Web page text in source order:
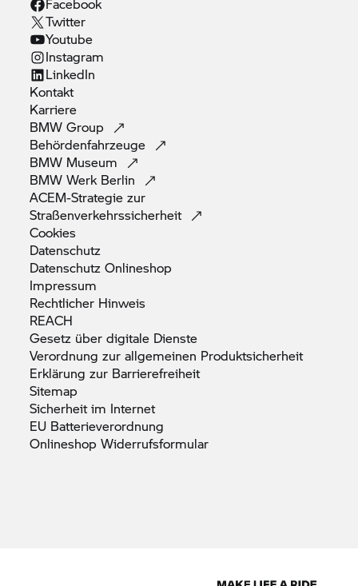
Facebook
Twitter
Youtube
Instagram
LinkedIn
Kontakt
Karriere
BMWGroup
Behördenfahrzeuge
BMW Museum
BMW Werk Berlin
ACEM-Strategie zur
Straßenverkehrssicherheit
Cookies
Datenschutz
DatenschutzOnlineshop
Impressum
Rechtlicher Hinweis
REACH
Gesetz über digitale Dienste
Verordnung zur allgemeinen Produktsicherheit
Erklärung zur Barrierefreiheit
Sitemap
Sicherheit im Internet
EU Batterieverordnung
OnlineshopWiderrufsformular